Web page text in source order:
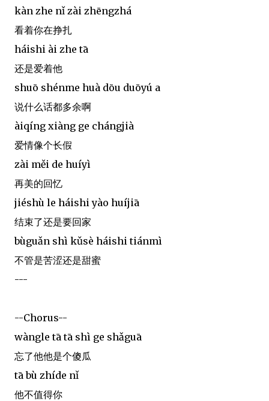
kàn zhe nǐ zài zhēngzhá
看着你在挣扎
háishi ài zhe tā
还是爱着他
shuō shénme huà dōu duōyú a
说什么话都多余啊
àiqíng xiàng ge chángjià
爱情像个长假
zài měi de huíyì
再美的回忆
jiéshù le háishi yào huíjiā
结束了还是要回家
bùguǎn shì kǔsè háishi tiánmì
不管是苦涩还是甜蜜
---
--Chorus--
wàngle tā tā shì ge shǎguā
忘了他他是个傻瓜
tā bù zhíde nǐ
他不值得你